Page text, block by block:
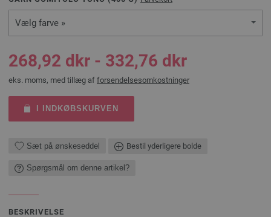
Vælg farve »
268,92 dkr - 332,76 dkr
eks. moms, med tillæg af forsendelsesomkostninger
I INDKØBSKURVEN
Sæt på ønskeseddel Bestil yderligere bolde
Spørgsmål om denne artikel?
BESKRIVELSE